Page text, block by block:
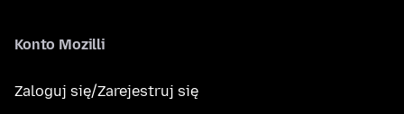
Konto Mozilli
Zaloguj się/Zarejestruj się